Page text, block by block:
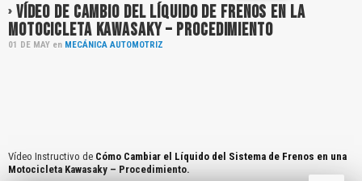
VÍDEO DE CAMBIO DEL LÍQUIDO DE FRENOS EN LA
MOTOCICLETA KAWASAKY – PROCEDIMIENTO
01 DE MAY en MECÁNICA AUTOMOTRIZ
Vídeo Instructivo de Cómo Cambiar el Líquido del Sistema de Frenos en una
Motocicleta Kawasaky – Procedimiento.